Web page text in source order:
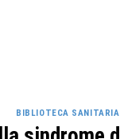
BIBLIOTECA SANITARIA